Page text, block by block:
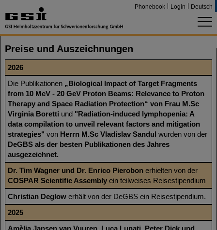
Phonebook Login Deutsch
Preise und Auszeichnungen
2026
Die Publikationen „Biological Impact of Target Fragments
from 10 MeV - 20 GeV Proton Beams: Relevance to Proton
Therapy and Space Radiation Protection“ von Frau M.Sc
Virginia Boretti und "Radiation-induced lymphopenia: A
data compilation to unveil relevant factors and mitigation
strategies" von Herrn M.Sc Vladislav Sandul wurden von der
DeGBS als der besten Publikationen des Jahres
ausgezeichnet.
Dr. Tim Wagner und Dr. Enrico Pierobon erhielten von der
COSPAR Scientific Assembly ein teilweises Reisestipendium
Christian Deglow erhält von der DeGBS ein Reisestipendium.
2025
Amèlia Jansen van Vuuren, Luca Lunati, Peter Dick und